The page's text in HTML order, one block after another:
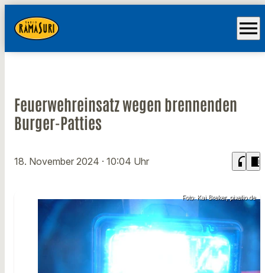
menu
Feuerwehreinsatz wegen brennenden
Burger-Patties
18. November 2024 · 10:04 Uhr headphones chrome_reader_mode
Foto: Kai Breker, pixelio.de